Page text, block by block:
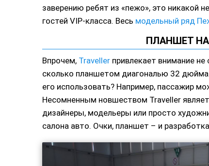
заверению ребят из «пежо», это никакой
гостей VIP-класса. Весь модельный ряд
ПЛАНШЕТ
Впрочем, Traveller привлекает внимание
сколько планшетом диагональю 32
его использовать? Например, пассажир
Несомненным новшеством Traveller
дизайнеры, модельеры или просто
салона авто. Очки, планшет – и